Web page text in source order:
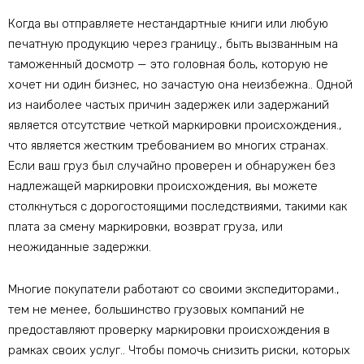
Когда вы отправляете нестандартные книги или любую
печатную продукцию через границу., быть вызванным на
таможенный досмотр — это головная боль, которую не
хочет ни один бизнес, но зачастую она неизбежна.. Одной
из наиболее частых причин задержек или задержаний
является отсутствие четкой маркировки происхождения.,
что является жестким требованием во многих странах.
Если ваш груз был случайно проверен и обнаружен без
надлежащей маркировки происхождения, вы можете
столкнуться с дорогостоящими последствиями, такими как
плата за смену маркировки, возврат груза, или
неожиданные задержки.
Многие покупатели работают со своими экспедиторами.,
тем не менее, большинство грузовых компаний не
предоставляют проверку маркировки происхождения в
рамках своих услуг.. Чтобы помочь снизить риски, которых